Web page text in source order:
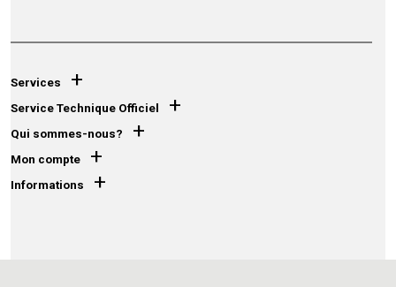
Services +
Service Technique Officiel +
Qui sommes-nous? +
Mon compte +
Informations +